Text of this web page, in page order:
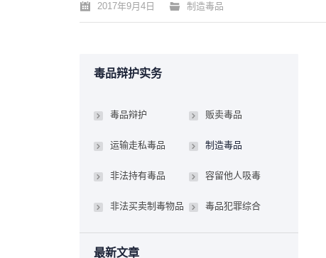
2017年9月4日 制造毒品
毒品辩护实务
毒品辩护 贩卖毒品
运输走私毒品 制造毒品
非法持有毒品 容留他人吸毒
非法买卖制毒物品 毒品犯罪综合
最新文章